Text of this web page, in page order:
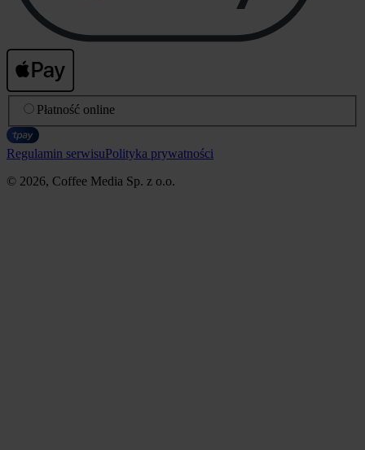
Płatność online
Regulamin serwisuPolityka prywatności
© 2026, Coffee Media Sp. z o.o.